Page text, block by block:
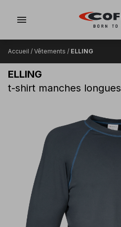
menu
Accueil / Vêtements / ELLING
ELLING
t-shirt manches longues